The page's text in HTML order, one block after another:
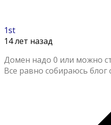
1st
14 лет назад
Домен надо 0 или можно
Все равно собираюсь блог